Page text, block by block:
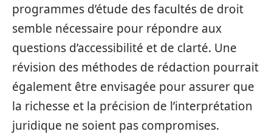
programmes d’étude des facultés de droit
semble nécessaire pour répondre aux
questions d’accessibilité et de clarté. Une
révision des méthodes de rédaction pourrait
également être envisagée pour assurer que
la richesse et la précision de l’interprétation
juridique ne soient pas compromises.